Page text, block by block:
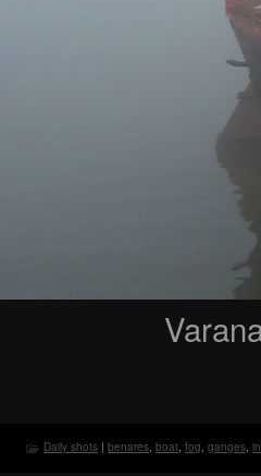
Daily shots | benares, boat, fog, ganges,